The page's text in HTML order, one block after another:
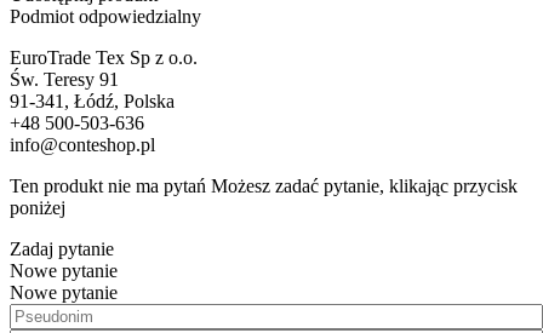
Podmiot odpowiedzialny
EuroTrade Tex Sp z o.o.
Św. Teresy 91
91-341, Łódź, Polska
+48 500-503-636
info@conteshop.pl
Ten produkt nie ma pytań Możesz zadać pytanie, klikając przycisk
poniżej
Zadaj pytanie
Nowe pytanie
Nowe pytanie